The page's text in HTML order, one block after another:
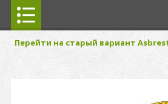
Перейти на старый вариант